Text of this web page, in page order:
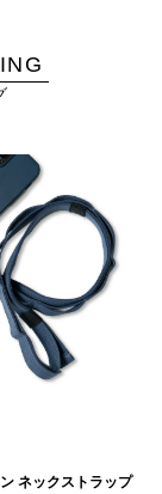
ネックストラップ